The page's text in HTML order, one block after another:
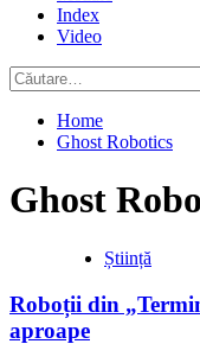
Index
Video
Caută
după:
Home
Ghost Robotics
Ghost
Știință
Roboții din
aproape